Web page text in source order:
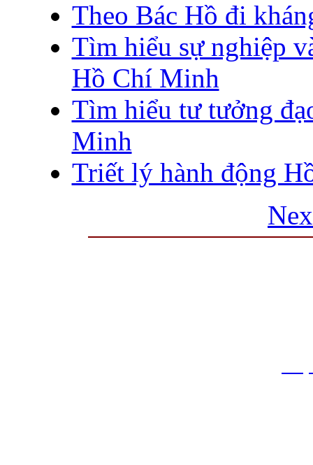
Theo Bác Hồ đi
Tìm hiểu sự nghiệp
Hồ Chí Minh
Tìm hiểu tư tưởng
Minh
Triết lý hành động